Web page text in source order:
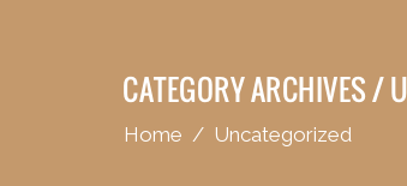
CATEGORY ARCHIVES /
Home / Uncategorized